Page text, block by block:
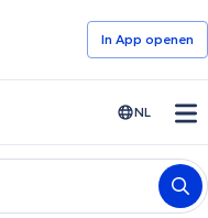
In App openen
NL